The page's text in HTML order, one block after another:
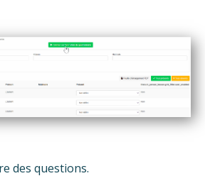
des questions.